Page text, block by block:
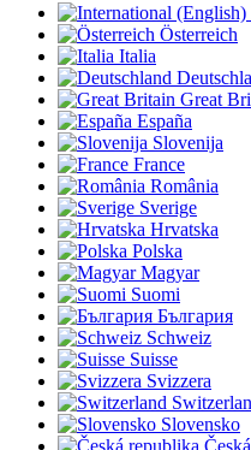
Österreich
Italia
Great
España
Slovenija
France
România
Sverige
Hrvatska
Polska
Magyar
Suomi
България
Schweiz
Suisse
Svizzera
Slovensko